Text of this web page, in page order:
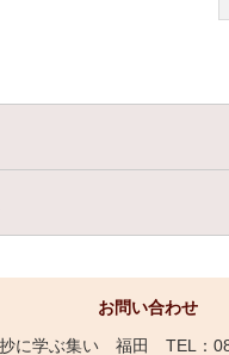
お問い合わせ
に学ぶ集い 福田 TEL：